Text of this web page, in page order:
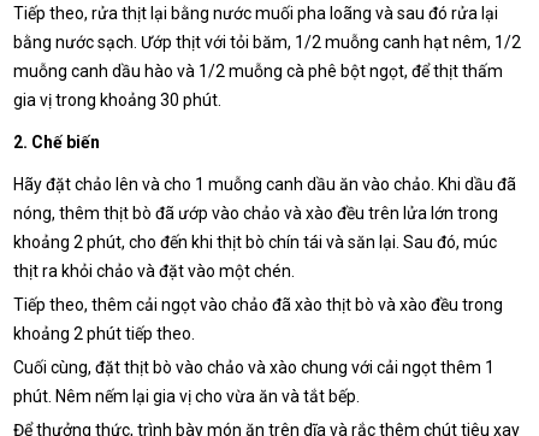
Tiếp theo, rửa thịt lại bằng nước muối pha loãng và sau đó rửa lại
bằng nước sạch. Ướp thịt với tỏi băm, 1/2 muỗng canh hạt nêm, 1/2
muỗng canh dầu hào và 1/2 muỗng cà phê bột ngọt, để thịt thấm
gia vị trong khoảng 30 phút.
2. Chế biến
Hãy đặt chảo lên và cho 1 muỗng canh dầu ăn vào chảo. Khi dầu đã
nóng, thêm thịt bò đã ướp vào chảo và xào đều trên lửa lớn trong
khoảng 2 phút, cho đến khi thịt bò chín tái và săn lại. Sau đó, múc
thịt ra khỏi chảo và đặt vào một chén.
Tiếp theo, thêm cải ngọt vào chảo đã xào thịt bò và xào đều trong
khoảng 2 phút tiếp theo.
Cuối cùng, đặt thịt bò vào chảo và xào chung với cải ngọt thêm 1
phút. Nêm nếm lại gia vị cho vừa ăn và tắt bếp.
Để thưởng thức, trình bày món ăn trên dĩa và rắc thêm chút tiêu xay